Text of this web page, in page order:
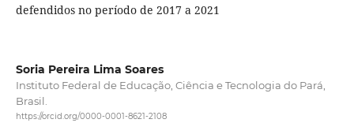
defendidos no período de 2017 a 2021
Soria Pereira Lima Soares
Instituto Federal de Educação, Ciência e Tecnologia do Pará,
Brasil.
https://orcid.org/0000-0001-8621-2108